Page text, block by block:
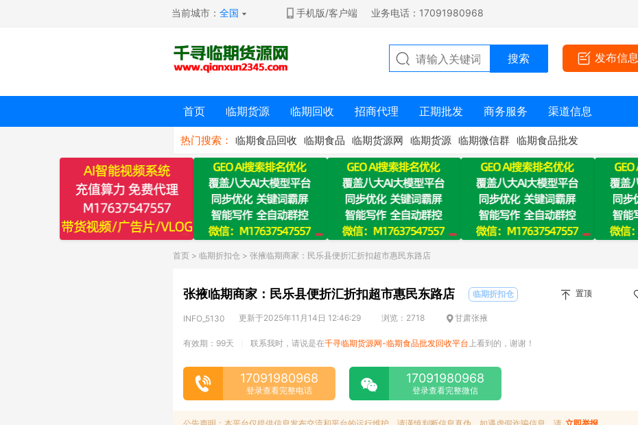
当前城市：全国 手机版/客户端 业务电话：17091980968
发布信息
首页 临期货源 临期回收 招商代理 正期批发 商务服务 渠道信息
热门搜索： 临期食品回收 临期食品 临期货源网 临期货源 临期微信群 临期食品批发
首页 > 临期折扣仓 > 张掖临期商家：民乐县便折汇折扣超市惠民东路店
张掖临期商家：民乐县便折汇折扣超市惠民东路店 临期折扣仓 置顶
INFO_5130 更新于2025年11月14日 12:46:29 浏览：2718 甘肃张掖
有效期：99天 联系我时，请说是在千寻临期货源网-临期食品批发回收平台 上看到的，谢谢！
17091980968
登录查看完整电话
17091980968
登录查看完整微信
公告声明：本平台仅提供信息发布交流和平台的运行维护，请谨慎判断信息真伪。如遇虚假诈骗信息，请 立即举报